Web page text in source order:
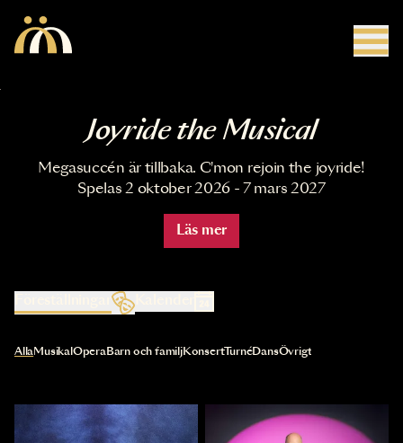
Joyride the Musical
Megasuccén är tillbaka. C'mon rejoin the joyride!
Spelas 2 oktober 2026 - 7 mars 2027
Läs mer
Kalender
Val av kategori uppdaterar innehållet automatiskt
AllaMusikal OperaBarn och familjKonsertTurnéDansÖvrigt